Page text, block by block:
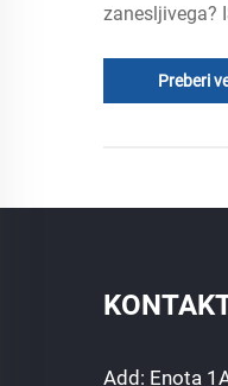
zanesljivega?
DFM in
idealnega
Preberi
Add: Enota